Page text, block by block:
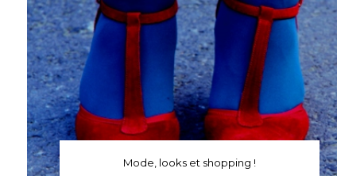
Mode, looks et shopping !